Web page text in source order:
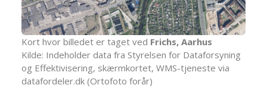
Kort hvor billedet er taget ved Frichs, Aarhus
Kilde: Indeholder data fra Styrelsen for Dataforsyning
og Effektivisering, skærmkortet, WMS-tjeneste via
datafordeler.dk (Ortofoto forår)